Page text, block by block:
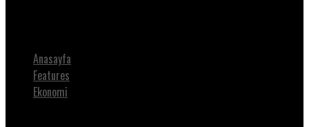
Anasayfa
Features
Ekonomi